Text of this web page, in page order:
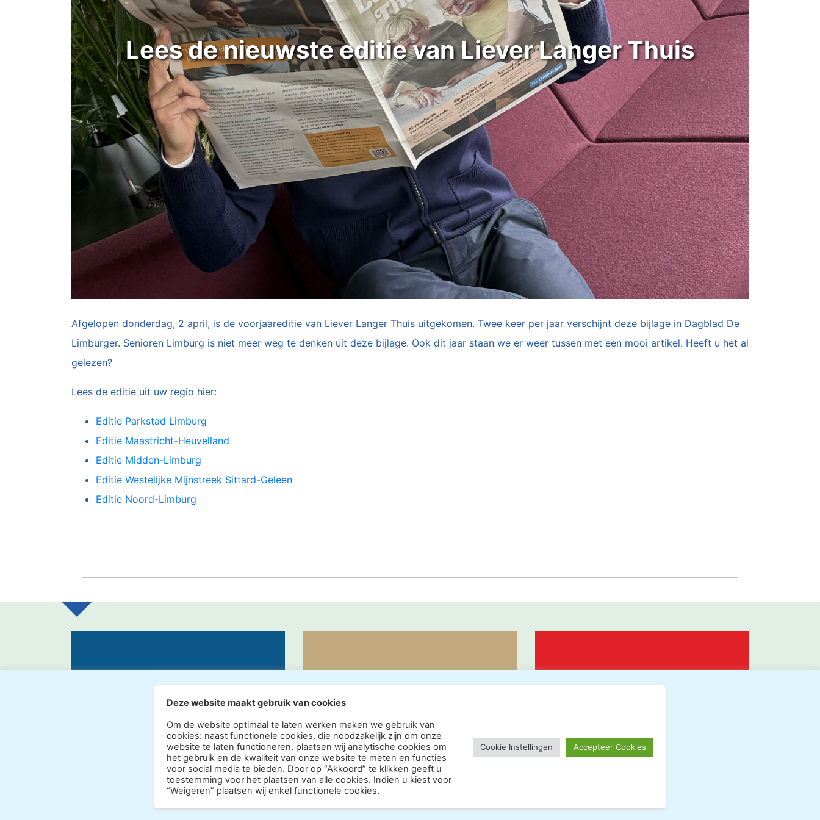
Lees de nieuwste editie van Liever Langer Thuis
Afgelopen donderdag, 2 april, is de voorjaareditie van Liever Langer Thuis uitgekomen. Twee keer per jaar verschijnt deze bijlage in Dagblad De
Limburger. Senioren Limburg is niet meer weg te denken uit deze bijlage. Ook dit jaar staan we er weer tussen met een mooi artikel. Heeft u het al
gelezen?
Lees de editie uit uw regio hier:
Editie Parkstad Limburg
Editie Maastricht-Heuvelland
Editie Midden-Limburg
Editie Westelijke Mijnstreek Sittard-Geleen
Editie Noord-Limburg
MEER INFORMATIE ACTUEEL NU LID WORDEN
Copyright 2026 · Realisatie Europe Web Media · Vormgeving Hoenenenvandooren
Deze website maakt gebruik van cookies
Om de website optimaal te laten werken maken we gebruik van
cookies: naast functionele cookies, die noodzakelijk zijn om onze
website te laten functioneren, plaatsen wij analytische cookies om
het gebruik en de kwaliteit van onze website te meten en functies
voor social media te bieden. Door op “Akkoord” te klikken geeft u
toestemming voor het plaatsen van alle cookies. Indien u kiest voor
“Weigeren” plaatsen wij enkel functionele cookies.
Cookie Instellingen Accepteer Cookies